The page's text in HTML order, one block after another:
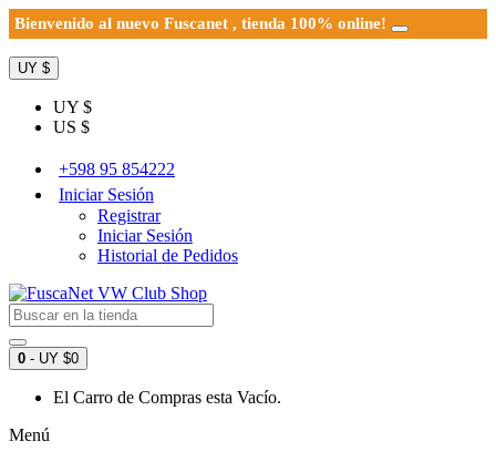
Bienvenido al nuevo Fuscanet , tienda 100% online!
UY $
UY $
US $
+598 95 854222
Iniciar Sesión
Registrar
Iniciar Sesión
Historial de Pedidos
0 - UY $0
El Carro de Compras esta Vacío.
Menú